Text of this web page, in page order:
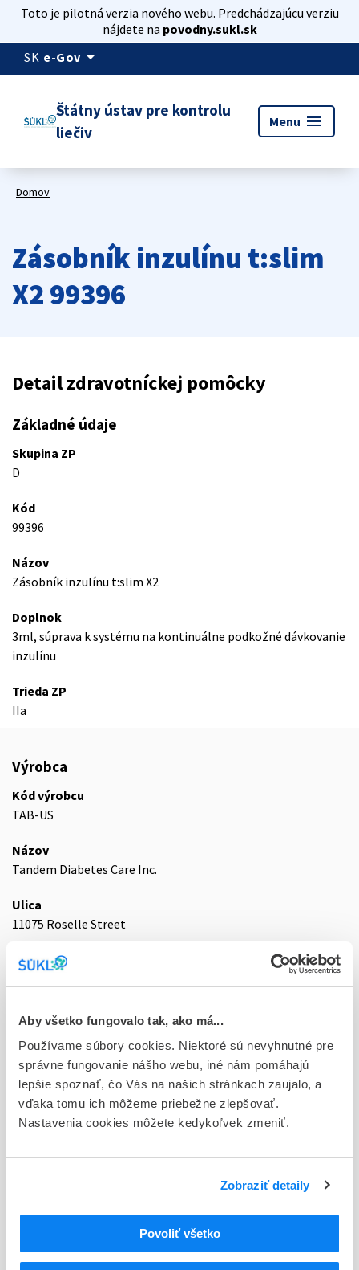
Aby všetko fungovalo tak, ako má...
Používame súbory cookies. Niektoré sú nevyhnutné pre
správne fungovanie nášho webu, iné nám pomáhajú
lepšie spoznať, čo Vás na našich stránkach zaujalo, a
vďaka tomu ich môžeme priebežne zlepšovať.
Nastavenia cookies môžete kedykoľvek zmeniť.
Zobraziť detaily
Povoliť všetko
Toto je pilotná verzia nového webu. Predchádzajúcu verziu
nájdete na povodny.sukl.sk
SK e-Gov arrow_drop_down
Štátny ústav pre kontrolu
liečiv
Menu menu
Domov
Zásobník inzulínu t:slim
X2 99396
Detail zdravotníckej pomôcky
Základné údaje
Skupina ZP
D
Kód
99396
Názov
Zásobník inzulínu t:slim X2
Doplnok
3ml, súprava k systému na kontinuálne podkožné dávkovanie
inzulínu
Trieda ZP
IIa
Výrobca
Kód výrobcu
TAB-US
Názov
Tandem Diabetes Care Inc.
Ulica
11075 Roselle Street
Mesto
PSČ
Krajina
Spojené štáty americké
Splnomocnenec
Názov
Medical Device Safety Service GmbH (MDSS)
Ulica